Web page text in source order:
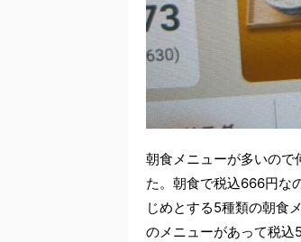
朝食メニューが多いので
た。朝食で税込666円な
じめとする5種類の朝食
のメニューがあって税込